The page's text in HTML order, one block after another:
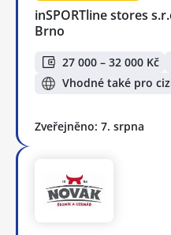
inSPORTline stores
Brno
27 000 – 32 000 Kč
Vhodné také pro
Zveřejněno: 7. srpna